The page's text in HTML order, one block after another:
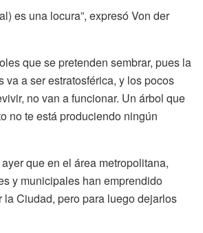
es una locura”, expresó Von der
que se pretenden sembrar, pues la
va a ser estratosférica, y los pocos
no van a funcionar. Un árbol que
no te está produciendo ningún
que en el área metropolitana,
y municipales han emprendido
la Ciudad, pero para luego dejarlos